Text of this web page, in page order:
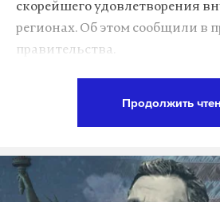
скорейшего удовлетворения
регионах. Об этом сообщили в
правительства.
Главы субъектов доложили о
принимаемых мерах.
Продолжить